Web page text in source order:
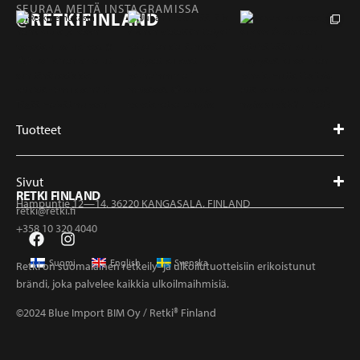
SEURAA MEITÄ INSTAGRAMISSA
@RETKIFINLAND
Tuotteet
Sivut
RETKI FINLAND
Hampuntie 12—14, 36220 KANGASALA, FINLAND
retki@retki.fi
+358 10 320 4040
Suomi English Svenska
Retki on suomalainen retkeily- ja ulkoilutuotteisiin erikoistunut
brändi, joka palvelee kaikkia ulkoilmaihmisiä.
©2024 Blue Import BIM Oy / Retki® Finland